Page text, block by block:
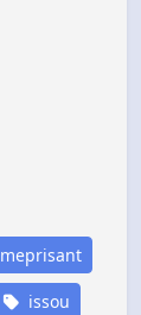
meprisant
issou